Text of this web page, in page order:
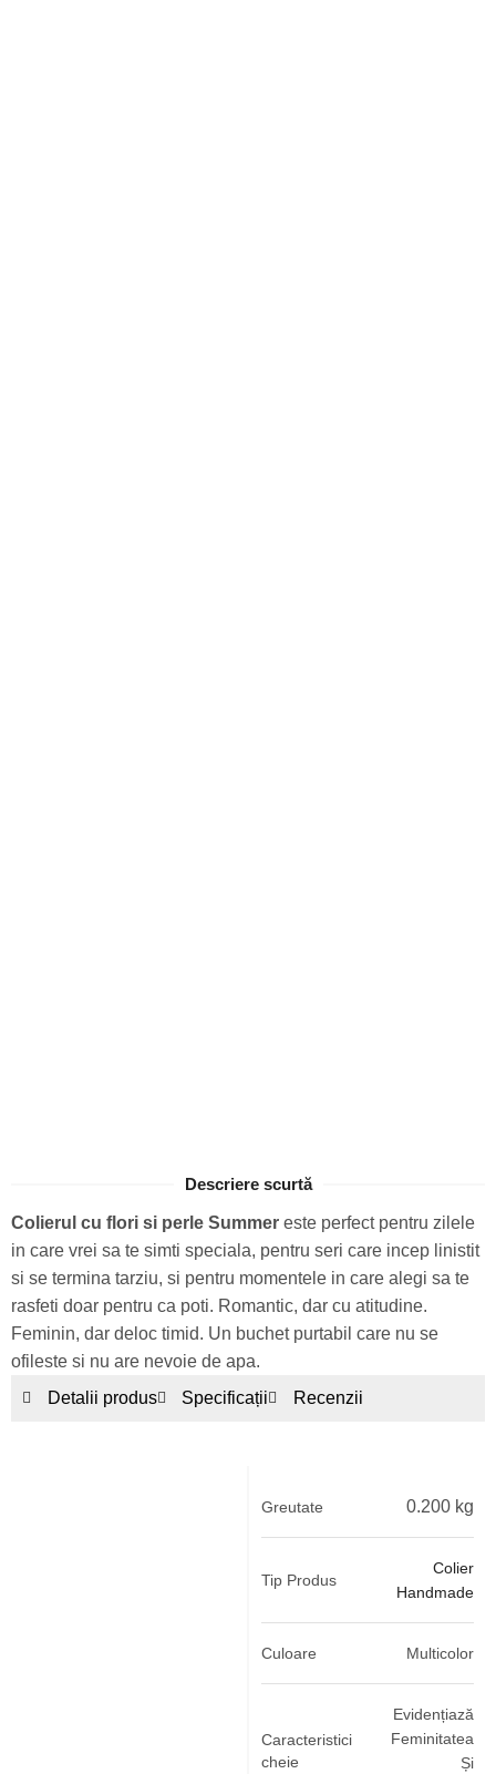
Descriere scurtă
Colierul cu flori si perle Summer este perfect pentru zilele
in care vrei sa te simti speciala, pentru seri care incep linistit
si se termina tarziu, si pentru momentele in care alegi sa te
rasfeti doar pentru ca poti. Romantic, dar cu atitudine.
Feminin, dar deloc timid. Un buchet purtabil care nu se
ofileste si nu are nevoie de apa.
Detalii produs
Specificații Recenzii
Greutate 0.200 kg
Tip Produs
Colier
Handmade
Culoare Multicolor
Caracteristici
cheie
Evidențiază
Feminitatea
Și